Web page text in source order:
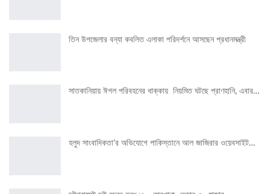
তিন উপজেলার বন্যা কবলিত এলাকা পরিদর্শনে আসছেন প্রধানমন্ত্রী
সাতকানিয়ায় ঈগল পরিবহনের ধাক্কায় নিয়মিত ঘটছে প্রাণহানি, এবার…
হলুদ সাংবাদিকতা’র অভিযোগে পাকিস্তানে আল জাজিরার ওয়েবসাইট…